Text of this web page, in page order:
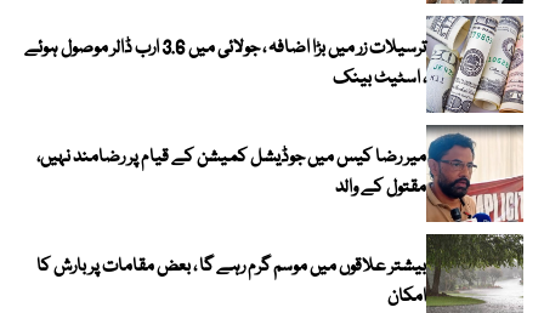
ترسیلات زر میں بڑا اضافہ ، جولائی میں 3.6 ارب ڈالر موصول ہوئے
، اسٹیٹ بینک
میر رضا کیس میں جوڈیشل کمیشن کے قیام پر رضامند نہیں،
مقتول کے والد
بیشتر علاقوں میں موسم گرم رہے گا ، بعض مقامات پر بارش کا
امکان